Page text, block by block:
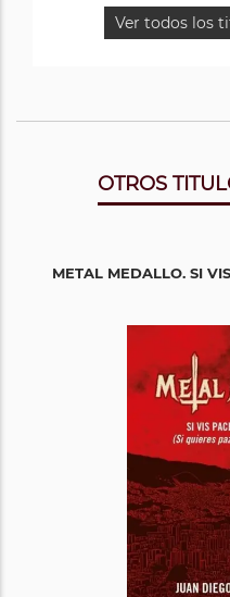
Ver todos los
OTROS
METAL MEDALLO. SI